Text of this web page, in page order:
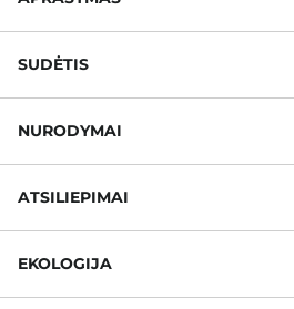
SUDĖTIS
NURODYMAI
ATSILIEPIMAI
EKOLOGIJA